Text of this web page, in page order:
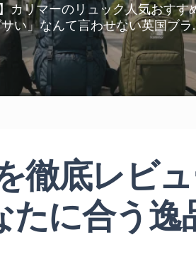
カリマーのリュック人気おすす
い」なんて言わせない英国ブラ
ドの真価
徹底レビ
に合う逸